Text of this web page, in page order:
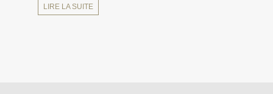
LIRE LA SUITE